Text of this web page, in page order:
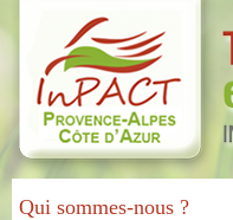
Qui sommes-nous ?